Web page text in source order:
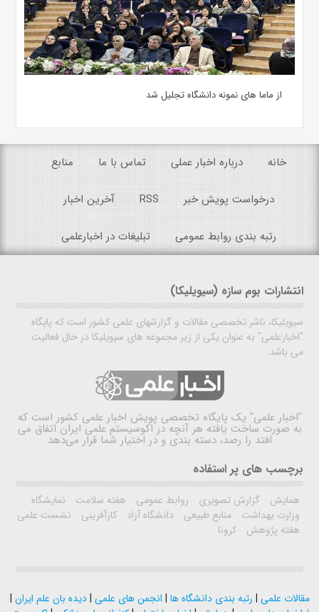
از ماما های نمونه دانشگاه تجلیل شد
خانه درباره اخبار عملی تماس با ما منابع
درخواست پویش خبر RSS آخرین اخبار
رتبه بندی روابط عمومی تبلیغات در اخبارعلمی
انتشارات بوم سازه (سیویلیکا)
سیویلیکا، ناشر تخصصی مقالات و گزارشهای علمی کشور است که پایگاه
"اخبارعلمی" به عنوان یکی از زیر مجموعه های سیویلیکا در حال فعالیت
می باشد.
"اخبار علمی" یک پایگاه تخصصی پویش اخبار علمی کشور است که
به صورت ساخت یافته هر آنچه در اکوسیستم علمی ایران اتفاق می
افتد را رصد، دسته بندی و در اختیار شما قرار می‌دهد
برچسب های پر استفاده
همایش گزارش تصویری روابط عمومی هفته سلامت
نمایشگاه
وزارت بهداشت
منابع طبیعی دانشگاه آزاد کارآفرینی
نشست علمی
هفته پژوهش
کرونا
مقالات علمی | رتبه بندی دانشگاه ها | انجمن های علمی |دیده بان علم ایران |